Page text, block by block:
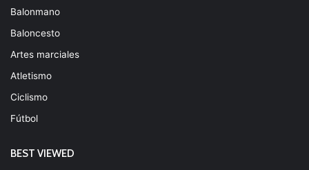
Balonmano
Baloncesto
Artes marciales
Atletismo
Ciclismo
Fútbol
BEST VIEWED